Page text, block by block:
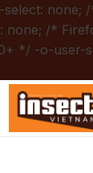
none;
none; /*
*/ -o-user-